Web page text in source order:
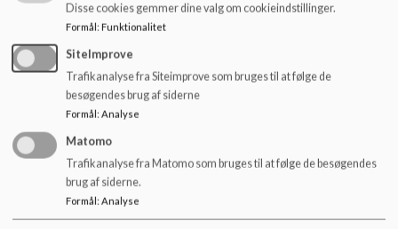
Personlig udvikling og sociale kompetencer – det
betyder f.eks.
• Øve sig i at lytte til andre
• Kunne modtage og forstå kollektive beskeder
• Kunne tåle at der bliver stillet krav
• At kunne indgå i gruppesammenhænge
Æstetiske, sproglige og kropslige kompetencer – det
betyder f.eks.
• Øve børnene i at sætte ord på egne følelser og behov
• Tilskynde børnene til æstetiske udfoldelser omkring
sangremser, danse, natur og idræt
Disse cookies gemmer dine valg om cookieindstillinger.
Formål: Funktionalitet
SiteImprove
Trafikanalyse fra Siteimprove som bruges til at følge de
besøgendes brug af siderne
Formål: Analyse
Matomo
Trafikanalyse fra Matomo som bruges til at følge de besøgendes
brug af siderne.
Formål: Analyse